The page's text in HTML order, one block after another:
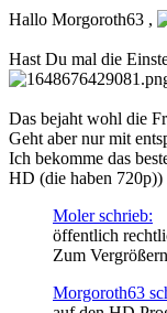
Hallo Morgoroth63 ,
Hast Du mal die
Das bejaht wohl die
Geht aber nur mit
Ich bekomme das
HD (die haben
Moler schrieb:
öffentlich
Zum
Morgoroth63